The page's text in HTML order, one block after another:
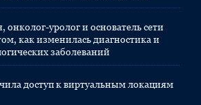
онколог-уролог и основатель сети
как изменилась диагностика и
заболеваний
доступ к виртуальным локациям